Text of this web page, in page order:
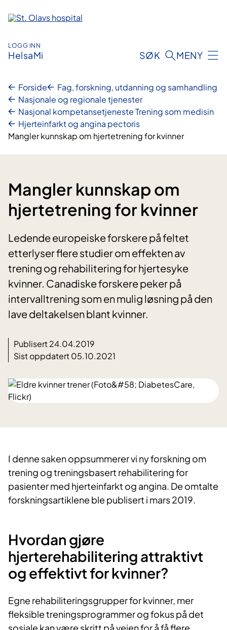
innhold
LOGG INN
HelsaMi SØK MENY
Forside
Fag, forskning, utdanning og samhandling
Nasjonale og regionale tjenester
Nasjonal kompetansetjeneste Trening som medisin
Hjerteinfarkt og angina pectoris
Mangler kunnskap om hjertetrening for kvinner
Mangler kunnskap om
hjertetrening for kvinner
Ledende europeiske forskere på feltet
etterlyser flere studier om effekten av
trening og rehabilitering for hjertesyke
kvinner. Canadiske forskere peker på
intervalltrening som en mulig løsning på den
lave deltakelsen blant kvinner.
Publisert 24.04.2019
Sist oppdatert 05.10.2021
​I denne saken oppsummerer vi ny forskning om
trening og treningsbasert rehabilitering for
pasienter med hjerteinfarkt og angina. De omtalte
forskningsartiklene ble publisert i mars 2019.
Hvordan gjøre
hjerterehabilitering attraktivt
og effektivt for kvinner?
Egne rehabiliteringsgrupper for kvinner, mer
fleksible treningsprogrammer og fokus på det